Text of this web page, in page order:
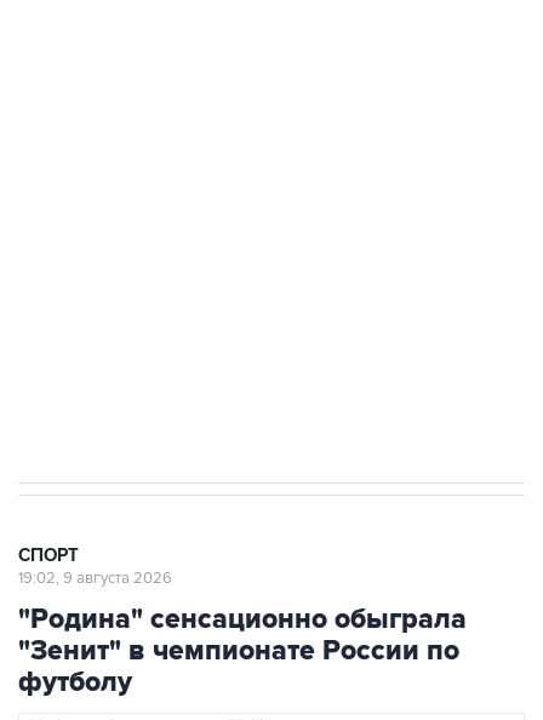
СПОРТ
19:02, 9 августа 2026
"Родина" сенсационно обыграла
"Зенит" в чемпионате России по
футболу